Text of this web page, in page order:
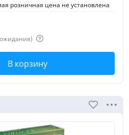
розничная цена не установлена
В корзину